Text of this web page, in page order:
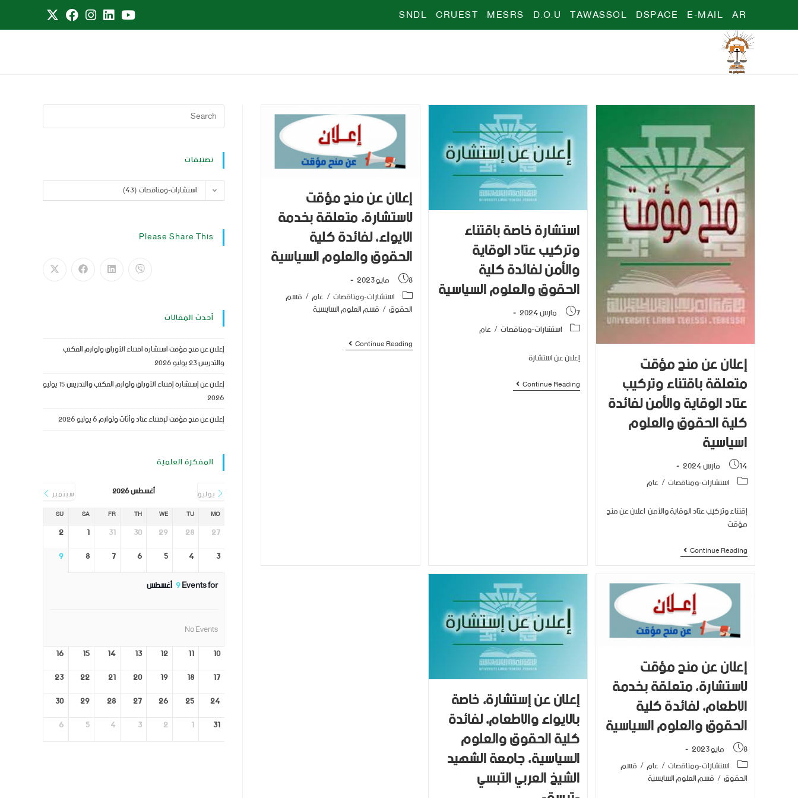
AR
E-MAIL
DSPACE
TAWASSOL
D.O.U
MESRS
CRUEST
SNDL
إعلان عن منح مؤقت
متعلقة باقتناء وتركيب
عتاد الوقاية والأمن لفائدة
كلية الحقوق والعلوم
اسياسية
14 مارس 2024
استشارات-ومناقصات/عام
إقتناء وتركيب عتاد الوقاية والأمن اعلان عن منح
مؤقت
Continue Reading
استشارة خاصة باقتناء
وتركيب عتاد الوقاية
والأمن لفائدة كلية
الحقوق والعلوم السياسية
7 مارس 2024
استشارات-ومناقصات/عام
إعلان عن استشارة
Continue Reading
إعلان عن منح مؤقت
لإستشارة، متعلقة بخدمة
الإيواء، لفائدة كلية
الحقوق والعلوم السياسية
8 مايو 2023
استشارات-ومناقصات/عام/ قسم
الحقوق/ قسم العلوم السايسية
Continue Reading
إعلان عن منح مؤقت
لإستشارة، متعلقة بخدمة
الإطعام، لفائدة كلية
الحقوق والعلوم السياسية
8 مايو 2023
استشارات-ومناقصات/عام/ قسم
الحقوق/ قسم العلوم السايسية
إعلان عن إستشارة، خاصة
بالإيواء والإطعام، لفائدة
كلية الحقوق والعلوم
السياسية، جامعة الشهيد
الشيخ العربي التبسي
تصنيفات
استشارات-ومناقصات (43)
Please Share This
أحدث المقالات
إعلان عن منح مؤقت استشارة اقتناء الأوراق ولوازم المكتب
والتدريس23 يوليو 2026
إعلان عن إستشارة إقتناء الأوراق ولوازم المكتب والتدريس 15 يوليو
2026
إعلان عن منح مؤقت لإقتناء عتاد وأثاث ولوازم6 يوليو 2026
المفكرة العلمية
يوليو أغسطس 2026 سبتمبر
MO
TU
WE
TH
FR
SA
SU
27
28
29
30
31
1
2
3
4
5
6
7
8
9
Events for
9أغسطس
No Events
10
11
12
13
14
15
16
17
18
19
20
21
22
23
24
25
26
27
28
29
30
31
1
2
3
4
5
6